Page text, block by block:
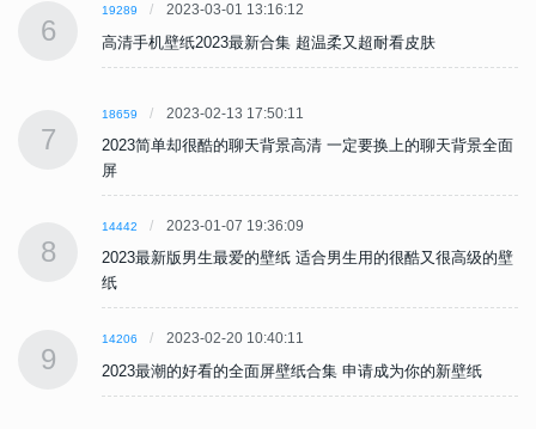
6
19289 2023-03-01 13:16:12
高清手机壁纸2023最新合集 超温柔又超耐看皮肤
7
18659 2023-02-13 17:50:11
2023简单却很酷的聊天背景高清 一定要换上的聊天背景全面
屏
8
14442 2023-01-07 19:36:09
2023最新版男生最爱的壁纸 适合男生用的很酷又很高级的壁
纸
9
14206 2023-02-20 10:40:11
2023最潮的好看的全面屏壁纸合集 申请成为你的新壁纸